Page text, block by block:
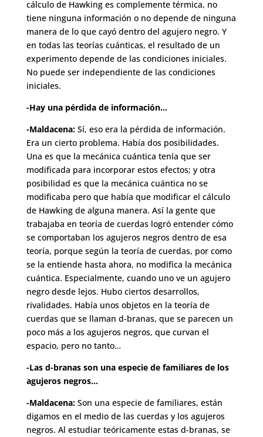
cálculo de Hawking es complemente térmica, no
tiene ninguna información o no depende de ninguna
manera de lo que cayó dentro del agujero negro. Y
en todas las teorías cuánticas, el resultado de un
experimento depende de las condiciones iniciales.
No puede ser independiente de las condiciones
iniciales.
-Hay una pérdida de información…
-Maldacena:Sí, eso era la pérdida de información.
Era un cierto problema. Había dos posibilidades.
Una es que la mecánica cuántica tenía que ser
modificada para incorporar estos efectos; y otra
posibilidad es que la mecánica cuántica no se
modificaba pero que había que modificar el cálculo
de Hawking de alguna manera. Así la gente que
trabajaba en teoría de cuerdas logró entender cómo
se comportaban los agujeros negros dentro de esa
teoría, porque según la teoría de cuerdas, por como
se la entiende hasta ahora, no modifica la mecánica
cuántica. Especialmente, cuando uno ve un agujero
negro desde lejos. Hubo ciertos desarrollos,
rivalidades. Había unos objetos en la teoría de
cuerdas que se llaman d-branas, que se parecen un
poco más a los agujeros negros, que curvan el
espacio, pero no tanto…
-Las d-branas son una especie de familiares de los
agujeros negros…
-Maldacena:Son una especie de familiares, están
digamos en el medio de las cuerdas y los agujeros
negros. Al estudiar teóricamente estas d-branas, se